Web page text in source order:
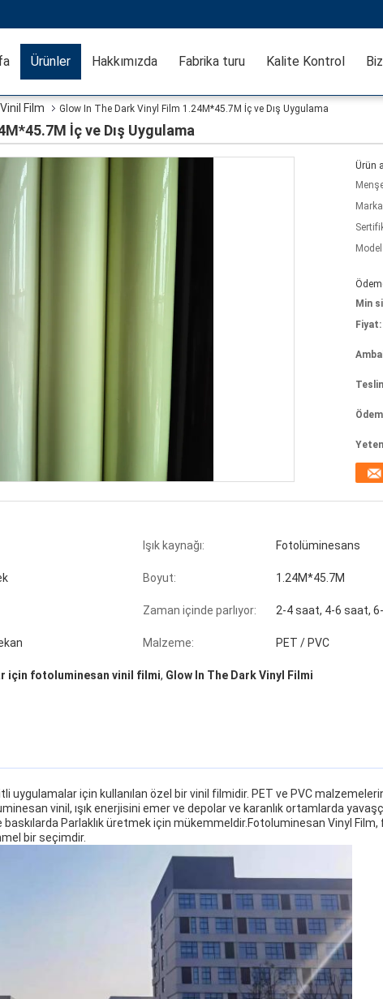
Ürünler Hakkımızda Fabrika turu Kalite Kontrol
Film Glow In The Dark Vinyl Film 1.24M*45.7M İç ve Dış Uygulama
İç ve Dış Uygulama
Ürün
Min
Fiyat:
Işık kaynağı: Fotolüminesans
Boyut: 1.24M*45.7M
Zaman içinde parlıyor: 2-4 saat, 4-6 saat,
Malzeme: PET / PVC
için fotoluminesan vinil filmi, Glow In The Dark Vinyl Filmi
uygulamalar için kullanılan özel bir vinil filmidir. PET ve PVC
vinil, ışık enerjisini emer ve depolar ve karanlık ortamlarda
baskılarda Parlaklık üretmek için mükemmeldir.Fotoluminesan Vinyl
bir seçimdir.